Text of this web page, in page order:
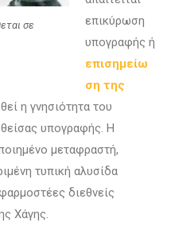
σε
επικύρωση
υπογραφής ή
επισημείω
ση της
η γνησιότητα του
υπογραφής. Η
μεταφραστή,
τυπική αλυσίδα
διεθνείς
Χάγης.